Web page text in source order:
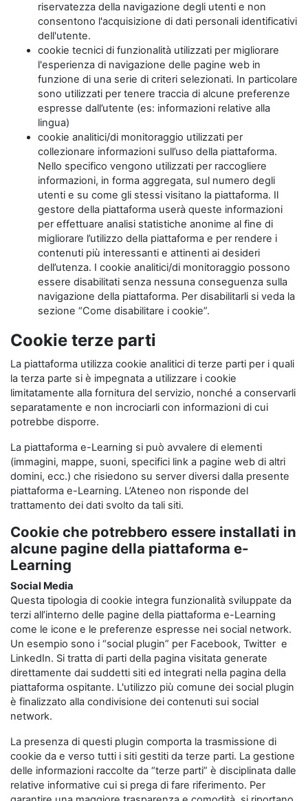
riservatezza della navigazione degli utenti e non
consentono l'acquisizione di dati personali identificativi
dell'utente.
cookie tecnici di funzionalità utilizzati per migliorare
l'esperienza di navigazione delle pagine web in
funzione di una serie di criteri selezionati. In particolare
sono utilizzati per tenere traccia di alcune preferenze
espresse dall’utente (es: informazioni relative alla
lingua)
cookie analitici/di monitoraggio utilizzati per
collezionare informazioni sull’uso della piattaforma.
Nello specifico vengono utilizzati per raccogliere
informazioni, in forma aggregata, sul numero degli
utenti e su come gli stessi visitano la piattaforma. Il
gestore della piattaforma userà queste informazioni
per effettuare analisi statistiche anonime al fine di
migliorare l’utilizzo della piattaforma e per rendere i
contenuti più interessanti e attinenti ai desideri
dell’utenza. I cookie analitici/di monitoraggio possono
essere disabilitati senza nessuna conseguenza sulla
navigazione della piattaforma. Per disabilitarli si veda la
sezione “Come disabilitare i cookie”.
Cookie terze parti
La piattaforma utilizza cookie analitici di terze parti per i quali
la terza parte si è impegnata a utilizzare i cookie
limitatamente alla fornitura del servizio, nonché a conservarli
separatamente e non incrociarli con informazioni di cui
potrebbe disporre.
La piattaforma e-Learning si può avvalere di elementi
(immagini, mappe, suoni, specifici link a pagine web di altri
domini, ecc.) che risiedono su server diversi dalla presente
piattaforma e-Learning. L’Ateneo non risponde del
trattamento dei dati svolto da tali siti.
Cookie che potrebbero essere installati in
alcune pagine della piattaforma e-
Learning
Social Media
Questa tipologia di cookie integra funzionalità sviluppate da
terzi all’interno delle pagine della piattaforma e-Learning
come le icone e le preferenze espresse nei social network.
Un esempio sono i “social plugin” per Facebook, Twitter e
LinkedIn. Si tratta di parti della pagina visitata generate
direttamente dai suddetti siti ed integrati nella pagina della
piattaforma ospitante. L'utilizzo più comune dei social plugin
è finalizzato alla condivisione dei contenuti sui social
network.
La presenza di questi plugin comporta la trasmissione di
cookie da e verso tutti i siti gestiti da terze parti. La gestione
delle informazioni raccolte da “terze parti” è disciplinata dalle
relative informative cui si prega di fare riferimento. Per